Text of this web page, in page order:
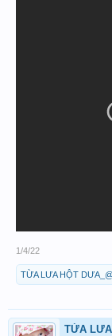
1/4/22
TỪA LƯA HỘT
TỪA